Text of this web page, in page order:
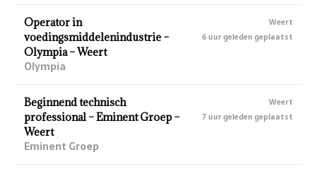
Operator in
voedingsmiddelenindustrie –
Olympia – Weert
Olympia
Weert
6 uur geleden geplaatst
Beginnend technisch
professional – Eminent Groep –
Weert
Eminent Groep
Weert
7 uur geleden geplaatst